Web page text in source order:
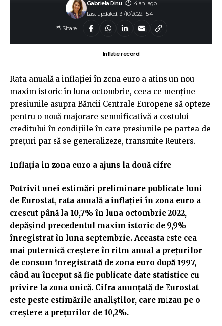
Last updated: 31/10/2022 15:41
Gabriela Dinu 4 ani ago
Share
Inflatie record
Rata anuală a inflaţiei în zona euro a atins un nou
maxim istoric în luna octombrie, ceea ce menţine
presiunile asupra Băncii Centrale Europene să opteze
pentru o nouă majorare semnificativă a costului
creditului în condiţiile în care presiunile pe partea de
preţuri par să se generalizeze, transmite Reuters.
Inflația in zona euro a ajuns la două cifre
Potrivit unei estimări preliminare publicate luni
de Eurostat, rata anuală a inflaţiei în zona euro a
crescut până la 10,7% în luna octombrie 2022,
depăşind precedentul maxim istoric de 9,9%
înregistrat în luna septembrie. Aceasta este cea
mai puternică creştere în ritm anual a preţurilor
de consum înregistrată de zona euro după 1997,
când au început să fie publicate date statistice cu
privire la zona unică. Cifra anunţată de Eurostat
este peste estimările analiştilor, care mizau pe o
creştere a preţurilor de 10,2%.